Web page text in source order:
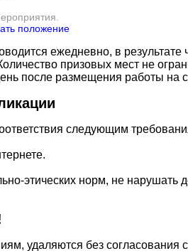
положение
ежедневно, в результате
призовых мест не
после размещения работы на
следующим
этических норм, не нарушать
удаляются без согласования